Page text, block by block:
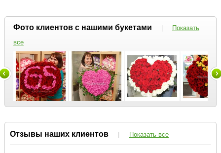
Фото клиентов с нашими букетами |
Показать
все
Отзывы наших клиентов | Показать все